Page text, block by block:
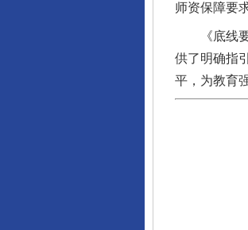
师资保障要
《底线要
供了明确指
平，为教育